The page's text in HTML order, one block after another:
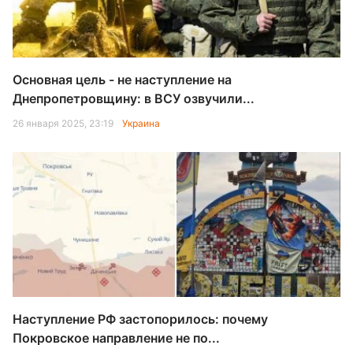
Основная цель - не наступление на
Днепропетровщину: в ВСУ озвучили...
26 января 2025, 23:19 Украина
Наступление РФ застопорилось: почему
Покровское направление не по...